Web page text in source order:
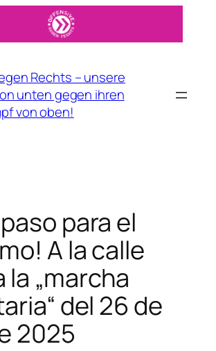
Rechts – unsere
unten gegen ihren
von oben!
paso para el
A la calle
„marcha
del 26 de
2025